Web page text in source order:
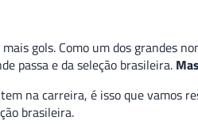
gols. Como um dos grandes
passa e da seleção brasileira.
na carreira, é isso que vamos
brasileira.